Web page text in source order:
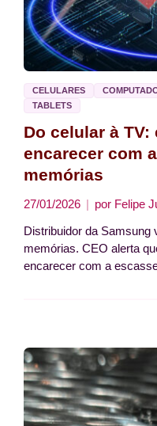
CELULARES
TABLETS
Do celular à
encarecer com
memórias
27/01/2026 por Felipe
Distribuidor da Samsung
memórias. CEO alerta
encarecer com a